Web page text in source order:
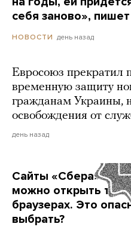
себя заново»,
НОВОСТИ день назад
Евросоюз прекратил
временную защиту
гражданам
освобождения от
день назад
Сайты «Сбера» и
можно открыть
браузерах. Это
выбрать?